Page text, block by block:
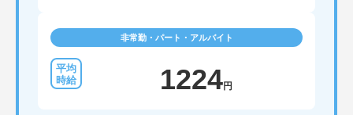
非常勤・パート・アルバイト
1224円